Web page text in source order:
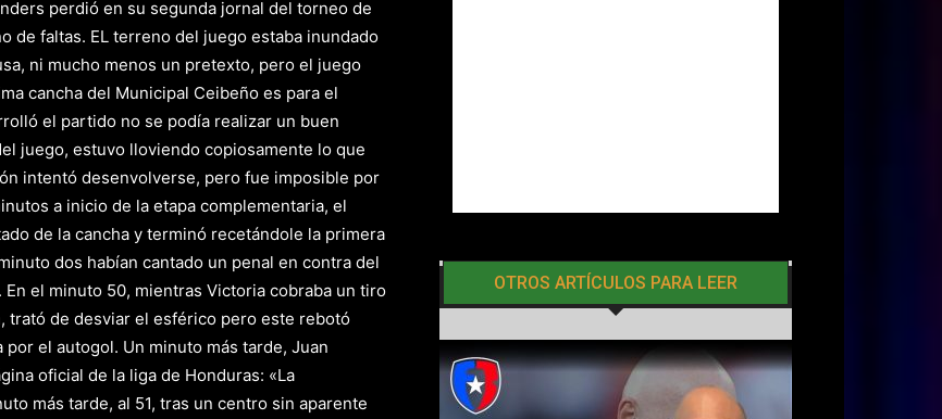
perdió en su segunda jornal del torneo de
de faltas. EL terreno del juego estaba inundado
ni mucho menos un pretexto, pero el juego
cancha del Municipal Ceibeño es para el
el partido no se podía realizar un buen
juego, estuvo lloviendo copiosamente lo que
intentó desenvolverse, pero fue imposible por
a inicio de la etapa complementaria, el
de la cancha y terminó recetándole la primera
dos habían cantado un penal en contra del
el minuto 50, mientras Victoria cobraba un tiro
trató de desviar el esférico pero este rebotó
el autogol. Un minuto más tarde, Juan
oficial de la liga de Honduras: «La
más tarde, al 51, tras un centro sin aparente
OTROS ARTÍCULOS PARA LEER